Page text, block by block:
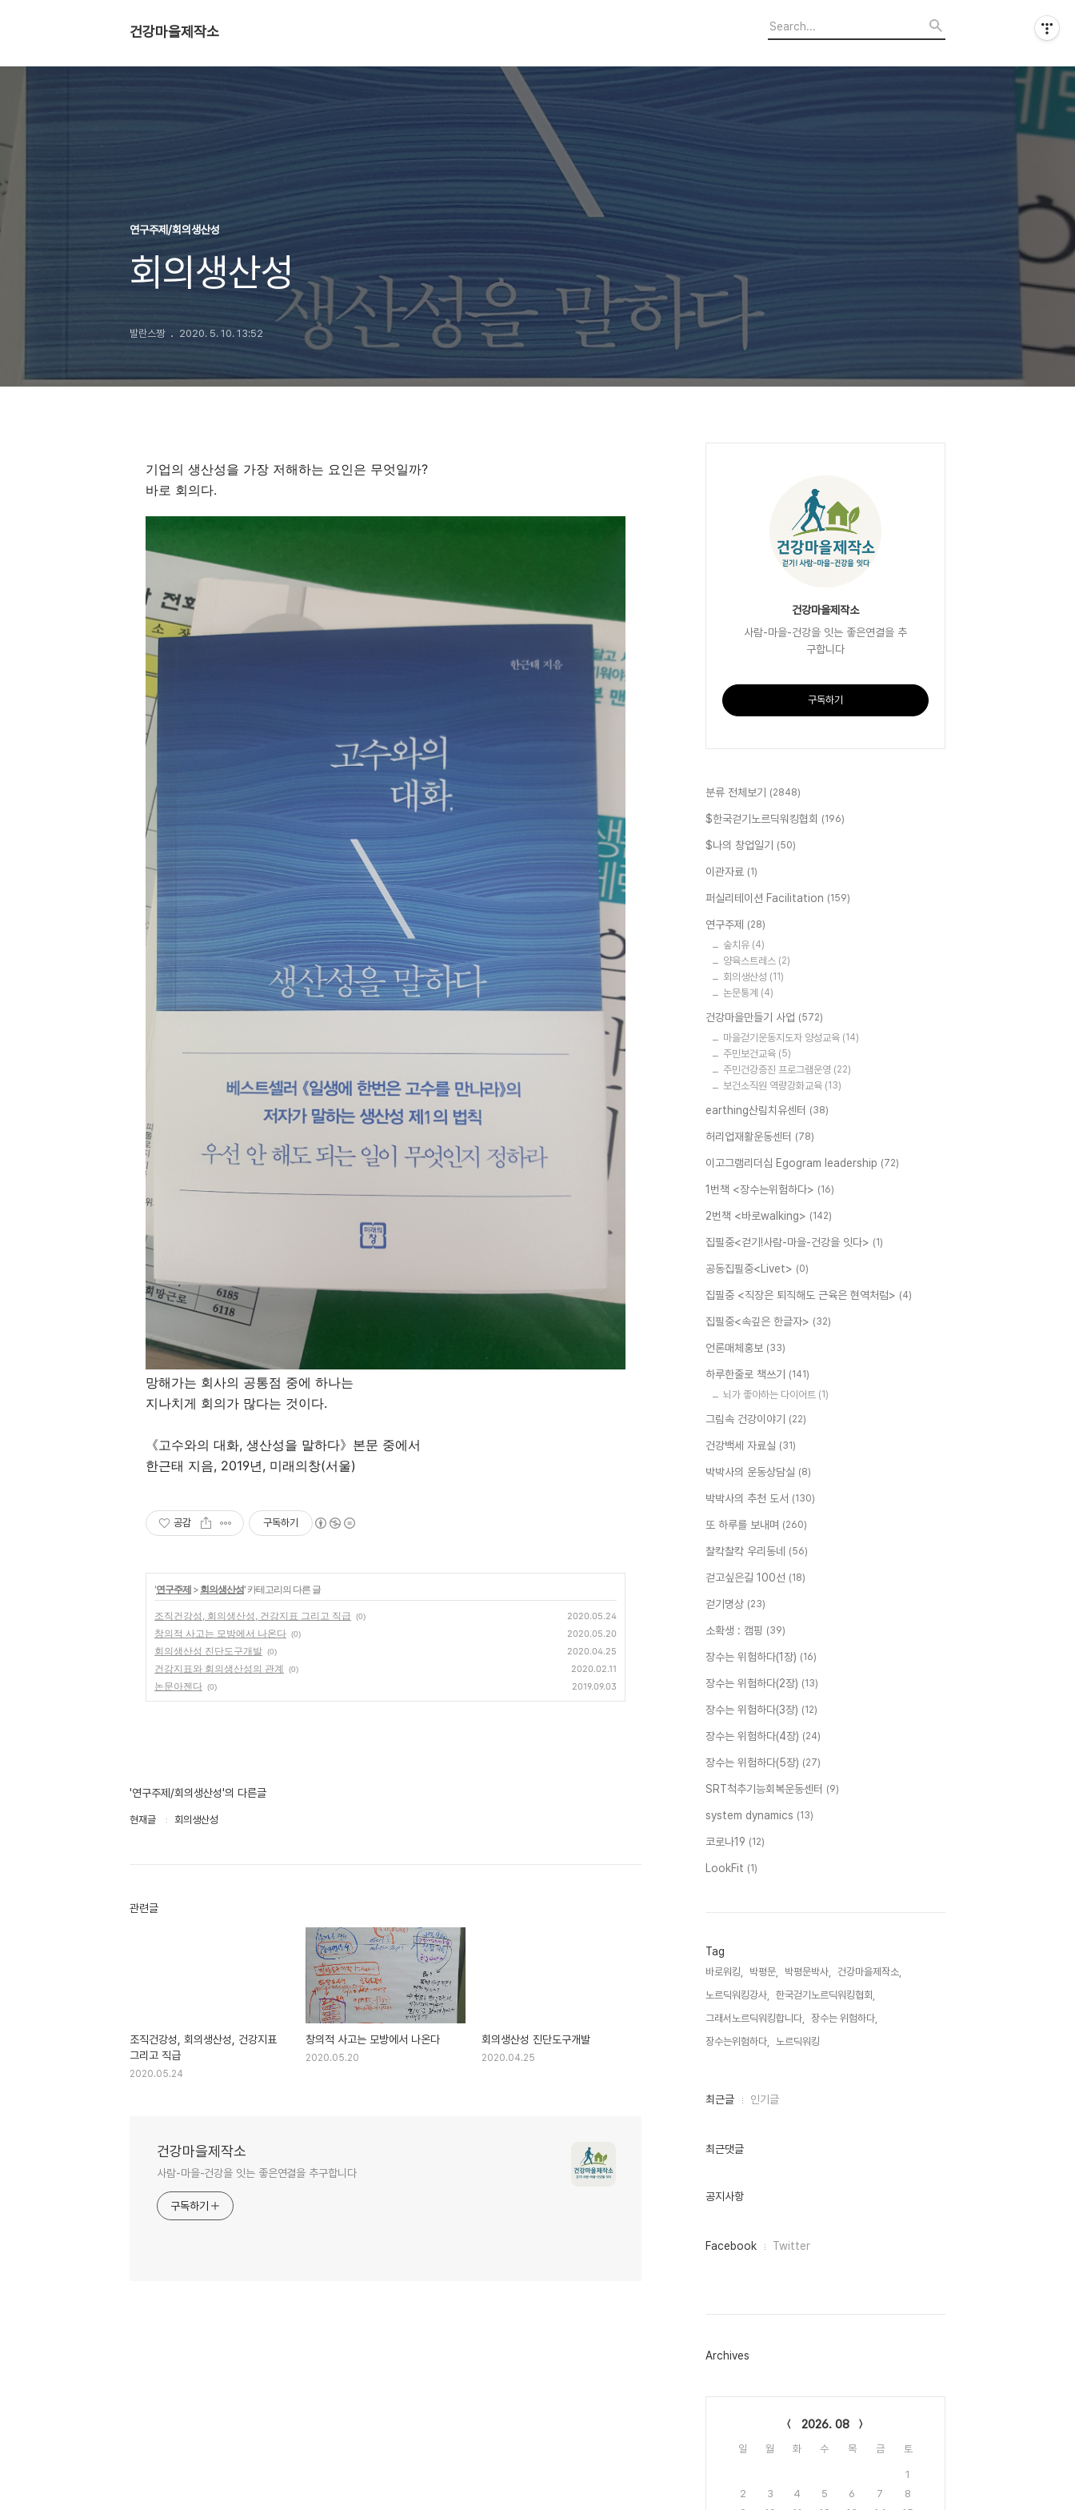
건강마을제작소
연구주제/회의생산성
회의생산성
발란스짱 2020. 5. 10. 13:52
기업의 생산성을 가장 저해하는 요인은 무엇일까?
바로 회의다.
망해가는 회사의 공통점 중에 하나는
지나치게 회의가 많다는 것이다.
《고수와의 대화, 생산성을 말하다》본문 중에서
한근태 지음, 2019년, 미래의창(서울)
공감 구독하기
'연구주제 > 회의생산성' 카테고리의 다른 글
조직건강성, 회의생산성, 건강지표 그리고 직급 (0) 2020.05.24
창의적 사고는 모방에서 나온다 (0) 2020.05.20
회의생산성 진단도구개발 (0) 2020.04.25
건강지표와 회의생산성의 관계 (0) 2020.02.11
논문아젠다 (0) 2019.09.03
'연구주제/회의생산성'의 다른글
현재글 회의생산성
관련글
조직건강성, 회의생산성, 건강지표
그리고 직급
2020.05.24
창의적 사고는 모방에서 나온다
2020.05.20
회의생산성 진단도구개발
2020.04.25
건강마을제작소
사람-마을-건강을 잇는 좋은연결을 추구합니다
구독하기
건강마을제작소
사람-마을-건강을 잇는 좋은연결을 추
구합니다
구독하기
분류 전체보기 (2848)
$한국걷기노르딕워킹협회 (196)
$나의 창업일기 (50)
이관자료 (1)
퍼실리테이션 Facilitation (159)
연구주제 (28)
숲치유 (4)
양육스트레스 (2)
회의생산성 (11)
논문통계 (4)
건강마을만들기 사업 (572)
마을걷기운동지도자 양성교육 (14)
주민보건교육 (5)
주민건강증진 프로그램운영 (22)
보건소직원 역량강화교육 (13)
earthing산림치유센터 (38)
허리업재활운동센터 (78)
이고그램리더십 Egogram leadership (72)
1번책 <장수는위험하다> (16)
2번책 <바로walking> (142)
집필중<걷기!사람-마을-건강을 잇다> (1)
공동집필중<Livet> (0)
집필중 <직장은 퇴직해도 근육은 현역처럼> (4)
집필중<속깊은 한글자> (32)
언론매체홍보 (33)
하루한줄로 책쓰기 (141)
뇌가 좋아하는 다이어트 (1)
그림속 건강이야기 (22)
건강백세 자료실 (31)
박박사의 운동상담실 (8)
박박사의 추천 도서 (130)
또 하루를 보내며 (260)
찰칵찰칵 우리동네 (56)
걷고싶은길 100선 (18)
걷기명상 (23)
소확생 : 캠핑 (39)
장수는 위험하다(1장) (16)
장수는 위험하다(2장) (13)
장수는 위험하다(3장) (12)
장수는 위험하다(4장) (24)
장수는 위험하다(5장) (27)
SRT척추기능회복운동센터 (9)
system dynamics (13)
코로나19 (12)
LookFit (1)
Tag
바로워킹, 박평문, 박평문박사,
건강마을제작소,
노르딕워킹강사,
한국걷기노르딕워킹협회,
그래서노르딕워킹합니다,
장수는 위험하다,
장수는위험하다,
노르딕워킹,
최
인
최근글 인기글
최근댓글
공지사항
페
그
Facebook Twitter
Archives
2026. 08
일 월 화 수 목 금 토
1
2
3 4 5 6 7
8